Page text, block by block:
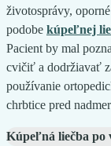
životosprávy,
podobe kúpeľnej
Pacient by mal
cvičiť a dodržiavať
používanie
chrbtice pred
Kúpeľná liečba po